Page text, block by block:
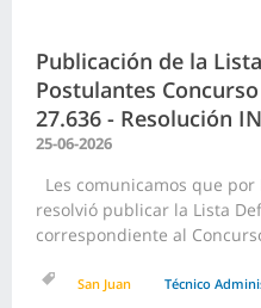
Publicación de la
Postulantes
27.636 - Resolución
25-06-2026
Les comunicamos que por
resolvió publicar la Lista
correspondiente al
San Juan Técnico